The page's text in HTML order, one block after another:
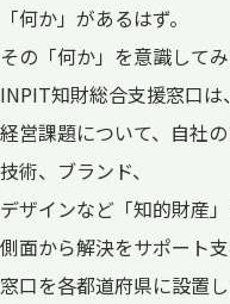
「何か」があるはず。
その「何か」を意識してみ
INPIT知財総合支援窓口
経営課題について、自社の
技術、ブランド、
デザインなど「知的財産
側面から解決をサポート支
窓口を各都道府県に設置し